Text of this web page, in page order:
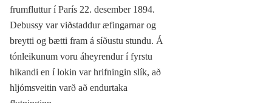
frumfluttur í París 22. desember 1894.
Debussy var viðstaddur æfingarnar og
breytti og bætti fram á síðustu stundu. Á
tónleikunum voru áheyrendur í fyrstu
hikandi en í lokin var hrifningin slík, að
hljómsveitin varð að endurtaka